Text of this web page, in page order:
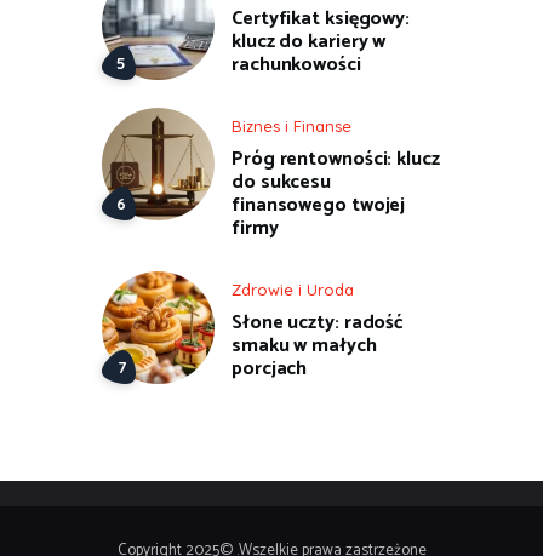
Certyfikat księgowy:
klucz do kariery w
rachunkowości
Biznes i Finanse
Próg rentowności: klucz
do sukcesu
finansowego twojej
firmy
Zdrowie i Uroda
Słone uczty: radość
smaku w małych
porcjach